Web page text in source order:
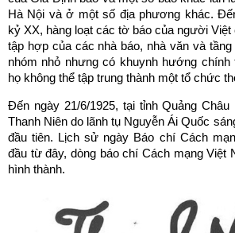
Hà Nội và ở một số địa phương khác.
kỷ XX, hàng loạt các tờ báo của người
tập hợp của các nhà báo, nhà văn và
nhóm nhỏ nhưng có khuynh hướng chính
họ không thể tập trung thành một tổ chức
Đến ngày 21/6/1925, tại tỉnh Quảng
Thanh Niên do lãnh tụ Nguyễn Ái Quốc
đầu tiên. Lịch sử ngày Báo chí Cách
đầu từ đây, dòng báo chí Cách mạng Việt
hình thành.